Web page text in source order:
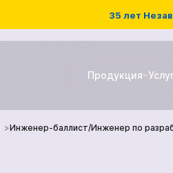
35 лет
Продукция
Инженер-баллист/Инженер по